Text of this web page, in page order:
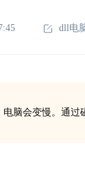
dll电
电脑会变慢。通过